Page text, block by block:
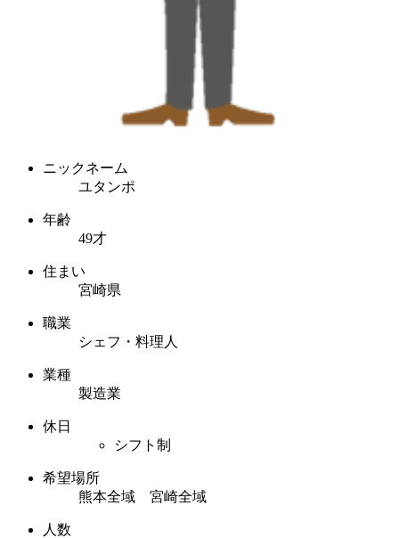
ニックネーム
ユタンポ
年齢
49才
住まい
宮崎県
職業
シェフ・料理人
業種
製造業
休日
シフト制
希望場所
熊本全域 宮崎全域
人数